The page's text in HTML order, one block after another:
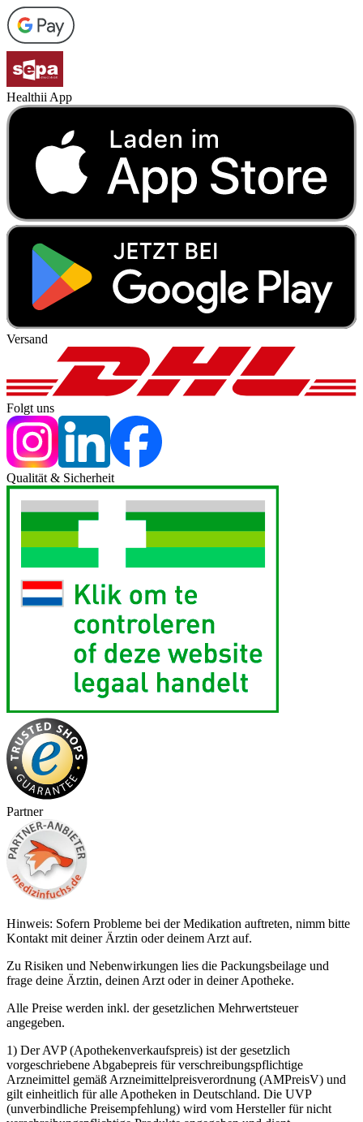
Healthii App
Versand
Folgt uns
Qualität & Sicherheit
Partner
Hinweis: Sofern Probleme bei der Medikation auftreten, nimm bitte
Kontakt mit deiner Ärztin oder deinem Arzt auf.
Zu Risiken und Nebenwirkungen lies die Packungsbeilage und
frage deine Ärztin, deinen Arzt oder in deiner Apotheke.
Alle Preise werden inkl. der gesetzlichen Mehrwertsteuer
angegeben.
1) Der AVP (Apothekenverkaufspreis) ist der gesetzlich
vorgeschriebene Abgabepreis für verschreibungspflichtige
Arzneimittel gemäß Arzneimittelpreisverordnung (AMPreisV) und
gilt einheitlich für alle Apotheken in Deutschland. Die UVP
(unverbindliche Preisempfehlung) wird vom Hersteller für nicht